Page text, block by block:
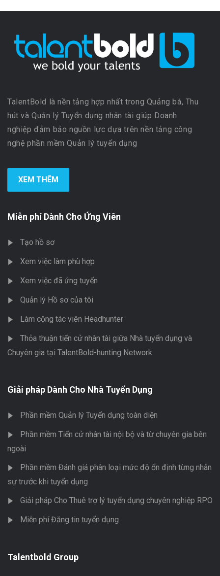
TalentBold là nền tảng hợp nhất trong Quảng bá, Thu
hút và Quản lý Tuyển dụng nhân tài giúp Doanh
nghiệp đảm bảo nguồn lực dựa trên nền tảng công
nghệ phần mềm Quản lý tuyển dụng
XEM THÊM
Miễn phí Dành Cho Ứng Viên
Tạo hồ sơ
Xem việc làm phù hợp
Xem việc đã ứng tuyển
Quản lý Hồ sơ của tôi
Làm cộng tác viên Headhunter
Thỏa thuận tiến cử nhân tài giữa Nhà tuyển dụng và
Chuyên gia tại TalentBold-hunting Network
Giải pháp Dành Cho Nhà Tuyển Dụng
Phần mềm Quản lý Tuyển dụng toàn diện
Phần mềm Tiến cử nhân tài nội bộ và từ chuyên gia bên
ngoài
Phần mềm Đánh giá phân loại mức độ ổn định từng nhân
sự trước khi tuyển dụng
Giải pháp Cho Thuê trợ lý tuyển dụng chuyên nghiệp RPO
Miễn phí Đăng tin tuyển dụng
Talentbold Group